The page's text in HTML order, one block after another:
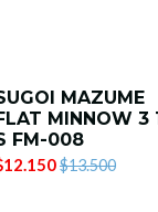
MAZUME
MINNOW 3
FM-008
$13.500